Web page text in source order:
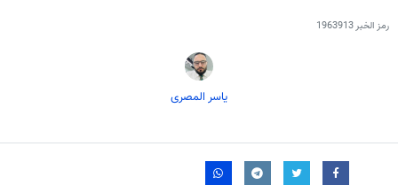
رمز الخبر1963913
یاسر المصری